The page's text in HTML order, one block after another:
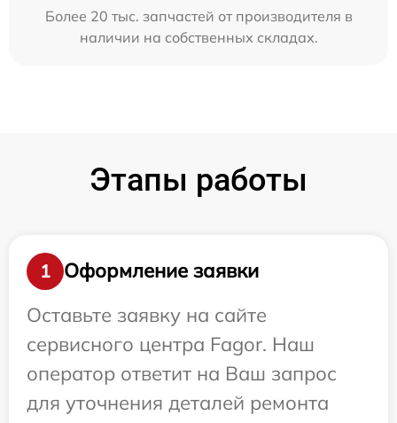
Более 20 тыс. запчастей от производителя в
наличии на собственных складах.
Этапы работы
1
Оформление заявки
Оставьте заявку на сайте
сервисного центра Fagor. Наш
оператор ответит на Ваш запрос
для уточнения деталей ремонта